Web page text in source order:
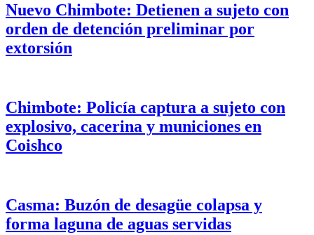
Nuevo Chimbote: Detienen a sujeto con
orden de detención preliminar por
extorsión
Chimbote: Policía captura a sujeto con
explosivo, cacerina y municiones en
Coishco
Casma: Buzón de desagüe colapsa y
forma laguna de aguas servidas